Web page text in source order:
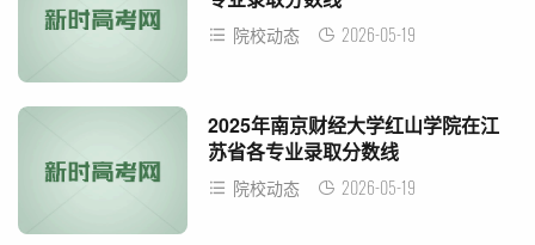
院校动态 2026-05-19
2025年南京财经大学红山学院在江
苏省各专业录取分数线
院校动态 2026-05-19